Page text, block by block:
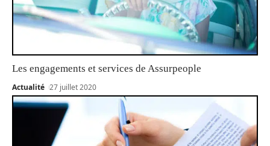
Les engagements et services de Assurpeople
Actualité 27 juillet 2020